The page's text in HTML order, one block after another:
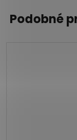
Podobné